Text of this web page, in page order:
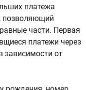
платежа
позволяющий
части. Первая
платежи через
зависимости от